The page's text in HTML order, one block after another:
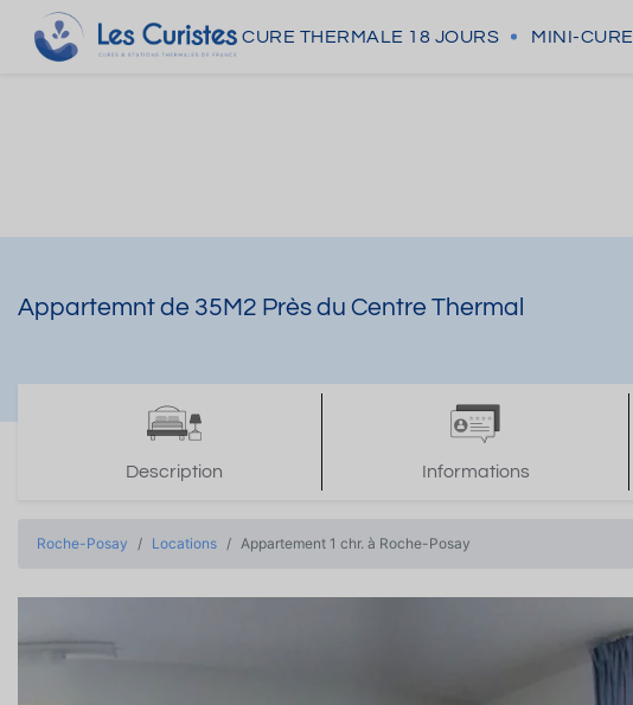
CURE THERMALE 18 JOURS MINI-CURE
Appartemnt de 35M2 Près du Centre Thermal
Description Informations
Roche-Posay Locations Appartement 1 chr. à Roche-Posay